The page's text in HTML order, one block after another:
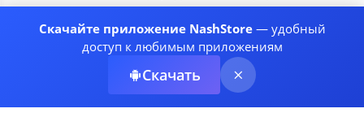
Разработчики
Соглашение
Рекомендательные системы
Скачайте приложение NashStore— удобный
доступ к любимым приложениям
Скачать